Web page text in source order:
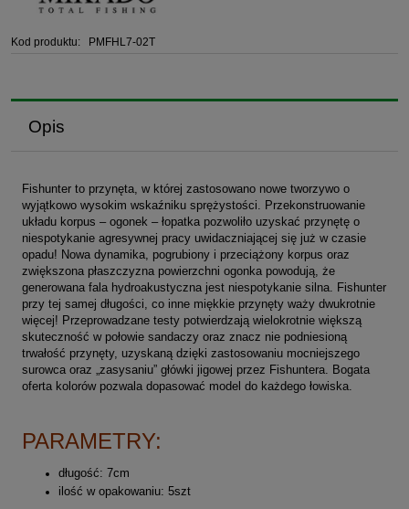
Kod produktu: PMFHL7-02T
Opis
Fishunter to przynęta, w której zastosowano nowe tworzywo o
wyjątkowo wysokim wskaźniku sprężystości. Przekonstruowanie
układu korpus – ogonek – łopatka pozwoliło uzyskać przynętę o
niespotykanie agresywnej pracy uwidaczniającej się już w czasie
opadu! Nowa dynamika, pogrubiony i przeciążony korpus oraz
zwiększona płaszczyzna powierzchni ogonka powodują, że
generowana fala hydroakustyczna jest niespotykanie silna. Fishunter
przy tej samej długości, co inne miękkie przynęty waży dwukrotnie
więcej! Przeprowadzane testy potwierdzają wielokrotnie większą
skuteczność w połowie sandaczy oraz znacz nie podniesioną
trwałość przynęty, uzyskaną dzięki zastosowaniu mocniejszego
surowca oraz „zasysaniu” główki jigowej przez Fishuntera. Bogata
oferta kolorów pozwala dopasować model do każdego łowiska.
PARAMETRY:
długość: 7cm
ilość w opakowaniu: 5szt